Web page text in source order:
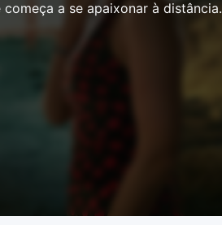
a se apaixonar à distância.